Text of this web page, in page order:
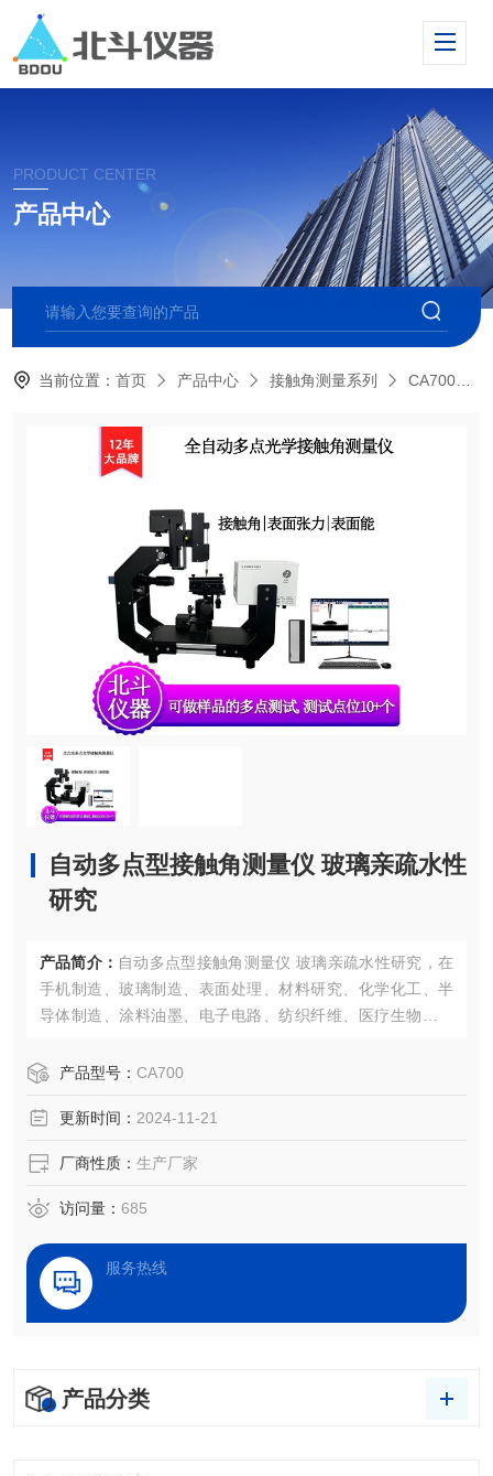
PRODUCT CENTER
产品中心
当前位置：首页 产品中心 接触角测量系列 CA700全自动多点光学接触角测量仪
自动多点型接触角测量仪 玻璃亲疏水性
研究
产品简介： 自动多点型接触角测量仪 玻璃亲疏水性研究，在
手机制造、玻璃制造、表面处理、材料研究、化学化工、半
导体制造、涂料油墨、电子电路、纺织纤维、医疗生物等领
产品型号： CA700
更新时间： 2024-11-21
厂商性质： 生产厂家
访问量： 685
服务热线
产品分类